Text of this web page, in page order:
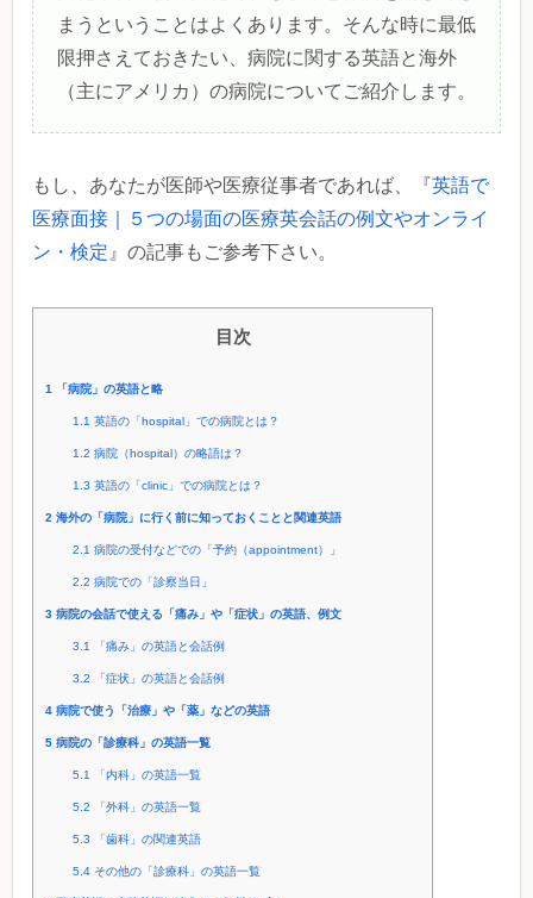
まうということはよくあります。そんな時に最低
限押さえておきたい、病院に関する英語と海外
（主にアメリカ）の病院についてご紹介します。
もし、あなたが医師や医療従事者であれば、『英語で
医療面接｜５つの場面の医療英会話の例文やオンライ
ン・検定 』の記事もご参考下さい。
目次
1 「病院」の英語と略
1.1 英語の「hospital」での病院とは？
1.2 病院（hospital）の略語は？
1.3 英語の「clinic」での病院とは？
2 海外の「病院」に行く前に知っておくことと関連英語
2.1 病院の受付などでの「予約（appointment）」
2.2 病院での「診察当日」
3 病院の会話で使える「痛み」や「症状」の英語、例文
3.1 「痛み」の英語と会話例
3.2 「症状」の英語と会話例
4 病院で使う「治療」や「薬」などの英語
5 病院の「診療科」の英語一覧
5.1 「内科」の英語一覧
5.2 「外科」の英語一覧
5.3 「歯科」の関連英語
5.4その他の「診療科」の英語一覧